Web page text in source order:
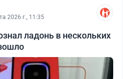
2026 г., 11:35
ладонь в нескольких